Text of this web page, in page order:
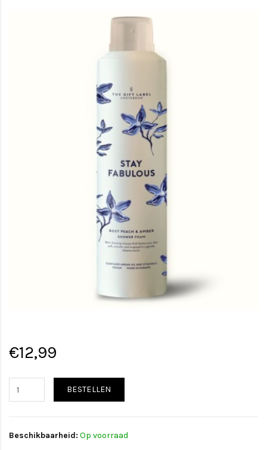
€12,99
BESTELLEN
Beschikbaarheid: Op voorraad